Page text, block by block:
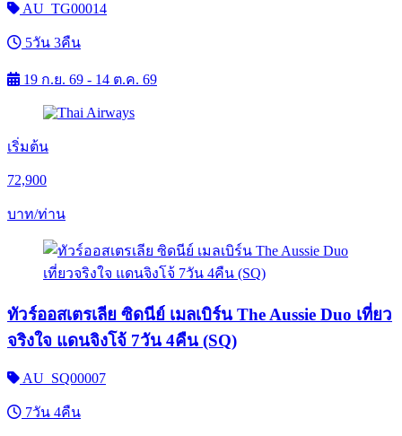
AU_TG00014
5วัน 3คืน
19 ก.ย. 69 - 14 ต.ค. 69
เริ่มต้น
72,900
บาท/ท่าน
ทัวร์ออสเตรเลีย ซิดนีย์ เมลเบิร์น The Aussie Duo เที่ยว
จริงใจ แดนจิงโจ้ 7วัน 4คืน (SQ)
AU_SQ00007
7วัน 4คืน